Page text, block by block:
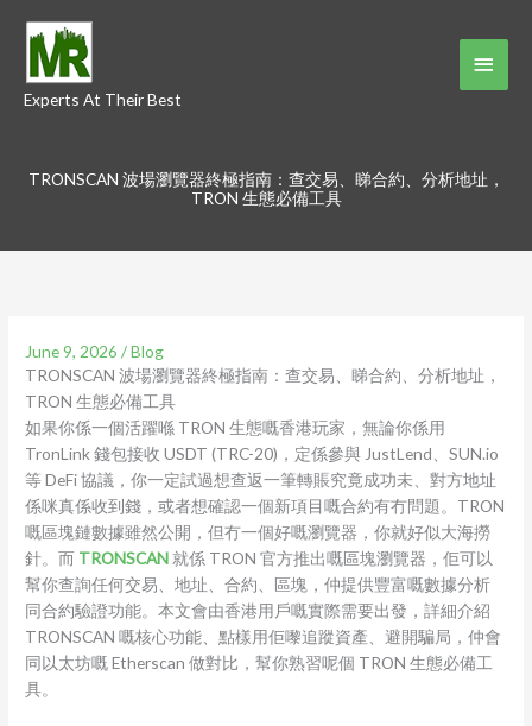
content
Experts At Their Best
Main
TRONSCAN 波場瀏覽器終極指南：查交易、睇合約、分析地址，
TRON 生態必備工具
June 9, 2026/Blog
TRONSCAN 波場瀏覽器終極指南：查交易、睇合約、分析地址，
TRON 生態必備工具
如果你係一個活躍喺 TRON 生態嘅香港玩家，無論你係用
TronLink 錢包接收 USDT (TRC-20)，定係參與 JustLend、SUN.io
等 DeFi 協議，你一定試過想查返一筆轉賬究竟成功未、對方地址
係咪真係收到錢，或者想確認一個新項目嘅合約有冇問題。TRON
嘅區塊鏈數據雖然公開，但冇一個好嘅瀏覽器，你就好似大海撈
針。而 TRONSCAN 就係 TRON 官方推出嘅區塊瀏覽器，佢可以
幫你查詢任何交易、地址、合約、區塊，仲提供豐富嘅數據分析
同合約驗證功能。本文會由香港用戶嘅實際需要出發，詳細介紹
TRONSCAN 嘅核心功能、點樣用佢嚟追蹤資產、避開騙局，仲會
同以太坊嘅 Etherscan 做對比，幫你熟習呢個 TRON 生態必備工
具。